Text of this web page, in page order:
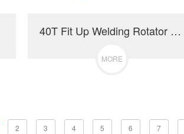
40T Fit Up Welding Rotator with Hydraulic Horizontal Pushing
MORE
2 3 4 5 6 7